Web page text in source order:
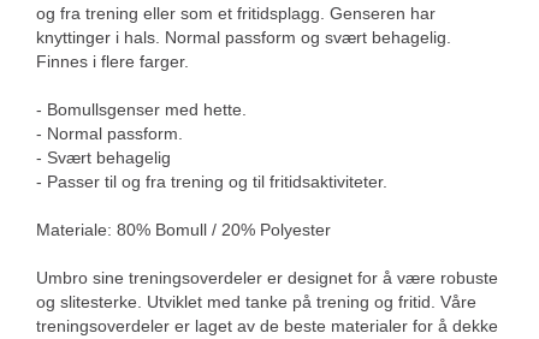
og fra trening eller som et fritidsplagg. Genseren har
knyttinger i hals. Normal passform og svært behagelig.
Finnes i flere farger.
- Bomullsgenser med hette.
- Normal passform.
- Svært behagelig
- Passer til og fra trening og til fritidsaktiviteter.
Materiale: 80% Bomull / 20% Polyester
Umbro sine treningsoverdeler er designet for å være robuste
og slitesterke. Utviklet med tanke på trening og fritid. Våre
treningsoverdeler er laget av de beste materialer for å dekke